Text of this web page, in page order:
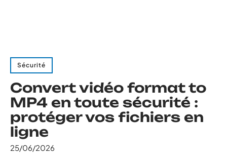
Sécurité
Convert vidéo format to
MP4 en toute sécurité :
protéger vos fichiers en
ligne
25/06/2026